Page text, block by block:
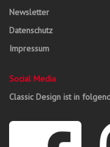
Newsletter
Datenschutz
Impressum
Social Media
Classic Design ist in